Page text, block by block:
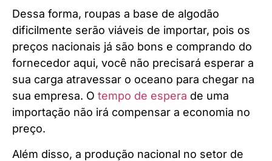
Dessa forma, roupas a base de algodão
dificilmente serão viáveis de importar, pois os
preços nacionais já são bons e comprando do
fornecedor aqui, você não precisará esperar a
sua carga atravessar o oceano para chegar na
sua empresa. O tempo de espera de uma
importação não irá compensar a economia no
preço.
Além disso, a produção nacional no setor de